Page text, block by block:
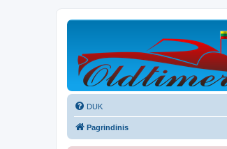
DUK
Pagrindinis